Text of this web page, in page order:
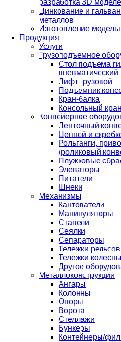
разработка 3D
Цинкование и
металлов
Изготовление
Продукция
Услуги
Грузоподъемное
Стол подъема
пневматический
Лифт грузовой
Подъемник
Кран-балка
Консольный кран
Конвейерное
Ленточный
Цепной и
Рольганги,
(роликовый
Плужковые
Элеваторы
Питатели
Шнеки
Механизмы
Кантователи
Манипуляторы
Стапели
Сеялки
Сепараторы
Тележки
Тележки
Другое
Металлоконструкции
Ангары
Колонны
Опоры
Ворота
Стеллажи
Бункеры
Контейнеры/